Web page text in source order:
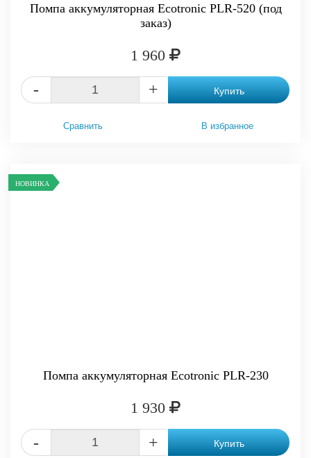
Помпа аккумуляторная Ecotronic PLR-520 (под
заказ)
1 960
- + Купить
Сравнить В избранное
НОВИНКА
Помпа аккумуляторная Ecotronic PLR-230
1 930
- + Купить